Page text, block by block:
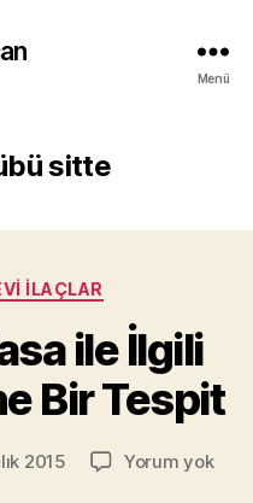
Menü
sitte
İLAÇLAR
ile İlgili
Bir Tespit
2015 Yorum yok